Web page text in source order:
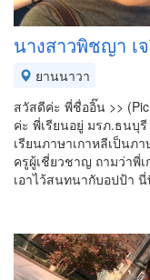
นางสาวพิชญา เ
ยานนาวา
สวัสดีค่ะ พี่ชื่ออิ๊น >>
ค่ะ พี่เรียนอยู่ มรภ.ธนบุ
เรียนภาษาเกาหลีเป็นภ
ครูผู้เชี่ยวชาญ ถามว่าพี่
เอาไว้สนทนากับอปป้า